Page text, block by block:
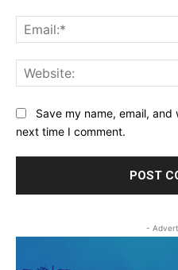
Save my name, email,
next time I comment.
-